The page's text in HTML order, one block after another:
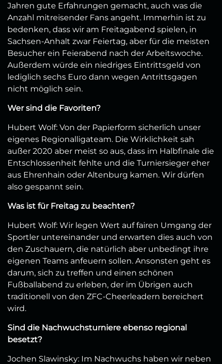
Jahren gute Erfahrungen gemacht, auch was die
Anzahl mitreisender Fans angeht. Immerhin ist zu
bedenken, dass wir am Freitagabend spielen, in
Sachsen-Anhalt zwar Feiertag, aber für die meisten
Besucher ein Feierabend nach der Arbeitswoche.
Außerdem würde ein niedriges Eintrittsgeld von
lediglich sechs Euro dann wegen Antrittsgagen
nicht möglich sein.
Wer sind die Favoriten?
Hubert Wolf: Von der Papierform sicherlich unser
eigenes Regionalligateam. Die Wirklichkeit sah
außer 2020 aber meist so aus, dass im Halbfinale die
Entschlossenheit fehlte und die Turniersieger eher
aus Ehrenhain oder Altenburg kamen. Wir dürfen
also gespannt sein.
Was ist für Freitag zu beachten?
Hubert Wolf: Wir legen Wert auf fairen Umgang der
Sportler untereinander und erwarten dies auch von
den Zuschauern, die natürlich aber unbedingt ihre
eigenen Teams anfeuern sollen. Ansonsten geht es
darum, sich zu treffen und einen schönen
Fußballabend zu erleben, der im Übrigen auch
traditionell von den ZFC-Cheerleadern bereichert
wird.
Sind die Nachwuchsturniere ebenso regional
besetzt?
Jochen Slawinsky: Im Nachwuchs haben wir neben